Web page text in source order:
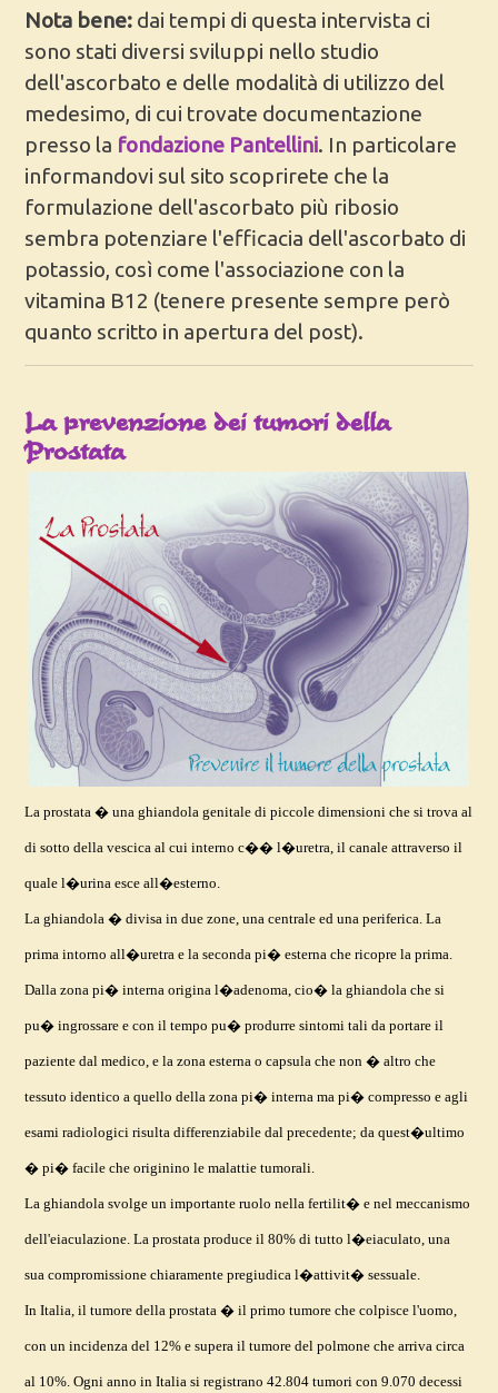
Nota bene: dai tempi di questa intervista ci
sono stati diversi sviluppi nello studio
dell'ascorbato e delle modalità di utilizzo del
medesimo, di cui trovate documentazione
presso la fondazione Pantellini. In particolare
informandovi sul sito scoprirete che la
formulazione dell'ascorbato più ribosio
sembra potenziare l'efficacia dell'ascorbato di
potassio, così come l'associazione con la
vitamina B12 (tenere presente sempre però
quanto scritto in apertura del post).
La prevenzione dei tumori della
Prostata
La prostata � una ghiandola genitale di piccole dimensioni che si trova al
di sotto della vescica al cui interno c�� l�uretra, il canale attraverso il
quale l�urina esce all�esterno.
La ghiandola � divisa in due zone, una centrale ed una periferica. La
prima intorno all�uretra e la seconda pi� esterna che ricopre la prima.
Dalla zona pi� interna origina l�adenoma, cio� la ghiandola che si
pu� ingrossare e con il tempo pu� produrre sintomi tali da portare il
paziente dal medico, e la zona esterna o capsula che non � altro che
tessuto identico a quello della zona pi� interna ma pi� compresso e agli
esami radiologici risulta differenziabile dal precedente; da quest�ultimo
� pi� facile che originino le malattie tumorali.
La ghiandola svolge un importante ruolo nella fertilit� e nel meccanismo
dell'eiaculazione. La prostata produce il 80% di tutto l�eiaculato, una
sua compromissione chiaramente pregiudica l�attivit� sessuale.
In Italia, il tumore della prostata � il primo tumore che colpisce l'uomo,
con un incidenza del 12% e supera il tumore del polmone che arriva circa
al 10%. Ogni anno in Italia si registrano 42.804 tumori con 9.070 decessi